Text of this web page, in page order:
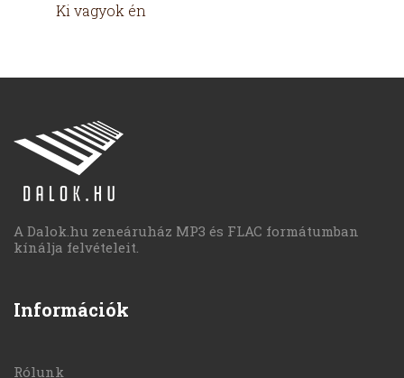
Ki vagyok én
A Dalok.hu zeneáruház MP3 és FLAC formátumban
kínálja felvételeit.
Információk
Rólunk